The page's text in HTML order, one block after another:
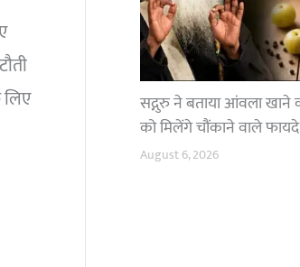
सद्गुरु ने बताया आंवला खाने
को मिलेंगे चौंकाने वाले फायदे
August 6, 2026